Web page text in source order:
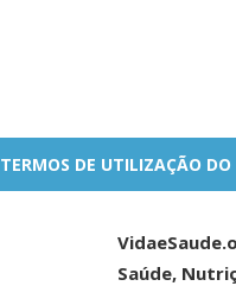
TERMOS DE UTILIZAÇÃO DO
Saúde,